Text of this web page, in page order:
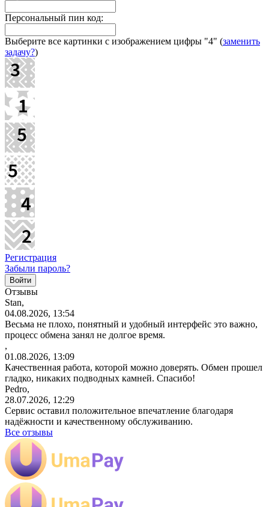
Персональный пин код:
Выберите все картинки с изображением цифры "4" (заменить
задачу?)
Регистрация
Забыли пароль?
Отзывы
Stan,
04.08.2026, 13:54
Весьма не плохо, понятный и удобный интерфейс это важно,
процесс обмена занял не долгое время.
,
01.08.2026, 13:09
Качественная работа, которой можно доверять. Обмен прошел
гладко, никаких подводных камней. Спасибо!
Pedro,
28.07.2026, 12:29
Сервис оставил положительное впечатление благодаря
надёжности и качественному обслуживанию.
Все отзывы